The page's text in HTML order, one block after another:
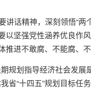
话精神，深刻领悟“两
以坚强党性涵养优良作
进不敢腐、不能腐、
规划指导经济社会发展
省“十四五”规划目标任